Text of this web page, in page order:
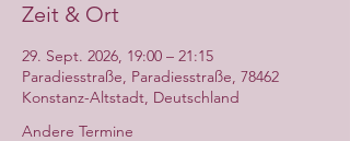
Zeit & Ort
29. Sept. 2026, 19:00 – 21:15
Paradiesstraße, Paradiesstraße, 78462
Konstanz-Altstadt, Deutschland
Andere Termine